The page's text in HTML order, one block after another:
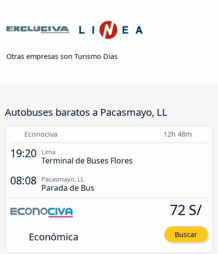
Otras empresas son Turismo Dias
Autobuses baratos a Pacasmayo, LL
Econociva 12h 48m
19:20 Lima
Terminal de Buses Flores
08:08 Pacasmayo, LL
Parada de Bus
Económica
72 S/
Buscar